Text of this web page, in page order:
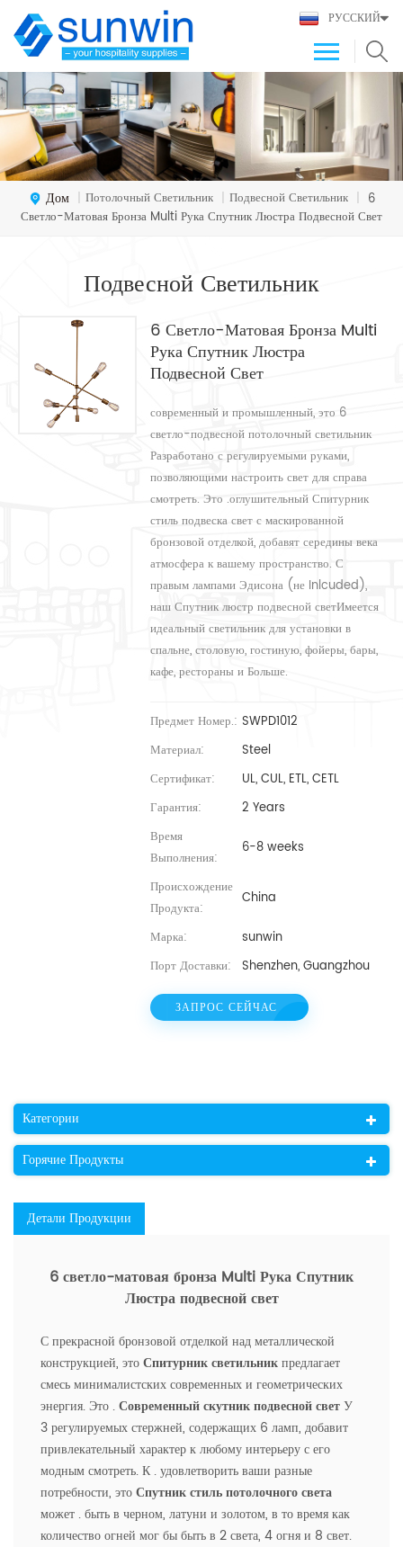
РУССКИЙ
Дом | Потолочный Светильник | Подвесной Светильник | 6
Светло-Матовая Бронза Multi Рука Спутник Люстра Подвесной Свет
Подвесной Светильник
6 Светло-Матовая Бронза Multi
Рука Спутник Люстра
Подвесной Свет
современный и промышленный, это 6
светло-подвесной потолочный светильник
Разработано с регулируемыми руками,
позволяющими настроить свет для справа
смотреть. Это .оглушительный Спитурник
стиль подвеска свет с маскированной
бронзовой отделкой, добавят середины века
атмосфера к вашему пространство. С
правым лампами Эдисона (не Inlcuded),
наш Спутник люстр подвесной светИмеется
идеальный светильник для установки в
спальне, столовую, гостиную, фойеры, бары,
кафе, рестораны и Больше.
Предмет Номер.: SWPD1012
Материал:
Steel
Сертификат:
UL, CUL, ETL, CETL
Гарантия:
2 Years
Время
Выполнения:
6-8 weeks
Происхождение
Продукта:
China
Марка:
sunwin
Порт Доставки:
Shenzhen, Guangzhou
ЗАПРОС СЕЙЧАС
Категории
Горячие Продукты
Детали Продукции
6 светло-матовая бронза Multi Рука Спутник
Люстра подвесной свет
С прекрасной бронзовой отделкой над металлической
конструкцией, этоСпитурник светильникпредлагает
смесь минималистских современных и геометрических
энергия. Это .Современный скутник подвесной светУ
3 регулируемых стержней, содержащих 6 ламп, добавит
привлекательный характер к любому интерьеру с его
модным смотреть. К . удовлетворить ваши разные
потребности, этоСпутник стиль потолочного света
может . быть в черном, латуни и золотом, в то время как
количество огней мог бы быть в 2 света, 4 огня и 8 свет.